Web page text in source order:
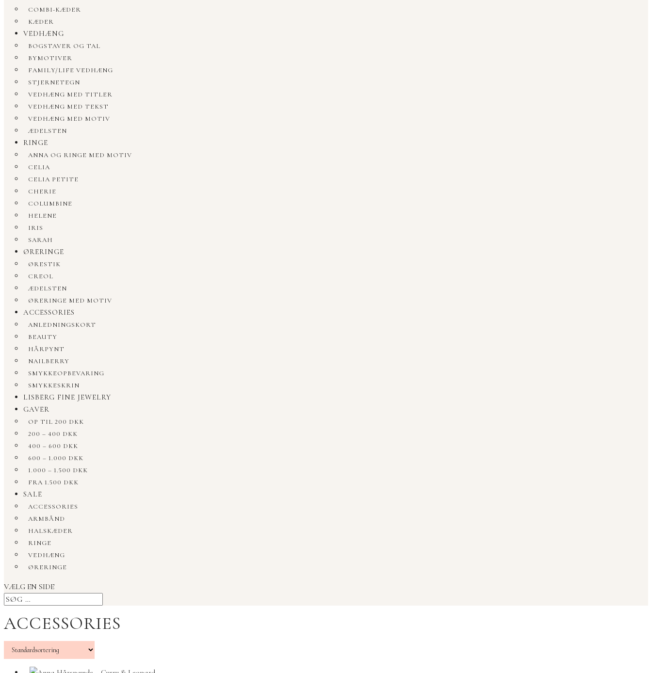
COMBI-KÆDER
KÆDER
VEDHÆNG
BOGSTAVER OG TAL
BYMOTIVER
FAMILY/LIFE VEDHÆNG
STJERNETEGN
VEDHÆNG MED TITLER
VEDHÆNG MED TEKST
VEDHÆNG MED MOTIV
ÆDELSTEN
RINGE
ANNA OG RINGE MED MOTIV
CELIA
CELIA PETITE
CHERIE
COLUMBINE
HELENE
IRIS
SARAH
ØRERINGE
ØRESTIK
CREOL
ÆDELSTEN
ØRERINGE MED MOTIV
ACCESSORIES
ANLEDNINGSKORT
BEAUTY
HÅRPYNT
NAILBERRY
SMYKKEOPBEVARING
SMYKKESKRIN
LISBERG FINE JEWELRY
GAVER
OP TIL 200 DKK
200 – 400 DKK
400 – 600 DKK
600 – 1.000 DKK
1.000 – 1.500 DKK
FRA 1.500 DKK
SALE
ACCESSORIES
ARMBÅND
HALSKÆDER
RINGE
VEDHÆNG
ØRERINGE
VÆLG EN SIDE
ACCESSORIES